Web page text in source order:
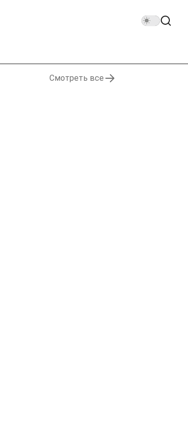
Смотреть все